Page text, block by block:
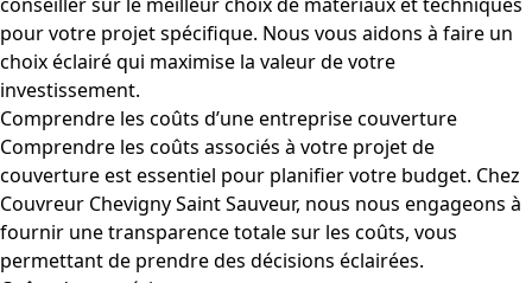
pour votre projet spécifique. Nous vous aidons à faire un
choix éclairé qui maximise la valeur de votre
investissement.
Comprendre les coûts d’une entreprise couverture
Comprendre les coûts associés à votre projet de
couverture est essentiel pour planifier votre budget. Chez
Couvreur Chevigny Saint Sauveur, nous nous engageons à
fournir une transparence totale sur les coûts, vous
permettant de prendre des décisions éclairées.